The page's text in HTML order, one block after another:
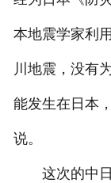
本地震学家利
川地震，没有
能发生在日本
说。
这次的中日